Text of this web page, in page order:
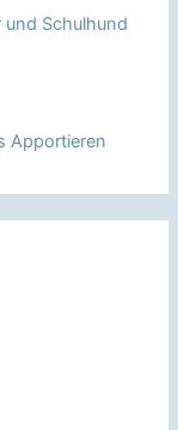
und Schulhund
Apportieren